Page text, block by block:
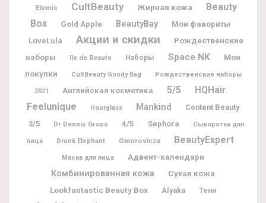
Elemis CultBeauty Жирная кожа
Beauty
Box
Gold Apple BeautyBay Мои фавориты
LoveLula Акции и скидки
Рождественские
наборы
Ile de Beaute Наборы Space NK
Мои
покупки
CultBeauty Goody Bag Рождественские наборы
2021 Английская косметика 5/5 HQHair
Feelunique Hourglass Mankind
Content Beauty
3/5
Dr Dennis Gross 4/5 Sephora Сыворотка для
лица Drunk Elephant Omorovicza BeautyExpert
Маска для лица
Адвент-календари
Комбинированная кожа
Сухая кожа
Lookfantastic Beauty Box Alyaka Тени